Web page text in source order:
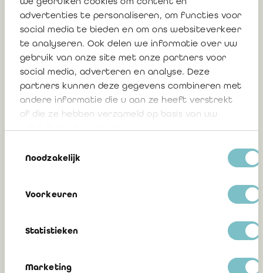
advertenties te personaliseren, om functies voor
social media te bieden en om ons websiteverkeer
te analyseren. Ook delen we informatie over uw
gebruik van onze site met onze partners voor
social media, adverteren en analyse. Deze
partners kunnen deze gegevens combineren met
andere informatie die u aan ze heeft verstrekt
of die ze hebben verzameld op basis van uw
Noodzakelijk
Voorkeuren
Statistieken
Marketing
IREFI Notice 2026/05: Update model
reports prudential reporting 30 June
2026
23 juli 2026
3 juli 2026